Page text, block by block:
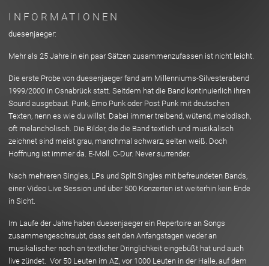
INFORMATIONEN
duesenjaeger:
Mehr als 25 Jahre in ein paar Sätzen zusammenzufassen ist nicht leicht.
Die erste Probe von duesenjaeger fand am Millenniums-Silvesterabend
1999/2000 in Osnabrück statt. Seitdem hat die Band kontinuierlich ihren
Sound ausgebaut. Punk, Emo Punk oder Post Punk mit deutschen
Texten, nenn es wie du willst. Dabei immer treibend, wütend, melodisch,
oft melancholisch. Die Bilder, die die Band textlich und musikalisch
zeichnet sind meist grau, manchmal schwarz, selten weiß. Doch
Hoffnung ist immer da. E-Moll. C-Dur. Never surrender.
Nach mehreren Singles, LPs und Split Singles mit befreundeten Bands,
einer Video Live Session und über 500 Konzerten ist weiterhin kein Ende
in Sicht.
Im Laufe der Jahre haben duesenjaeger ein Repertoire an Songs
zusammengeschraubt, dass seit den Anfangstagen weder an
musikalischer noch an textlicher Dringlichkeit eingebüßt hat und auch
live zündet. Vor 50 Leuten im AZ, vor 1000 Leuten in der Halle, auf dem